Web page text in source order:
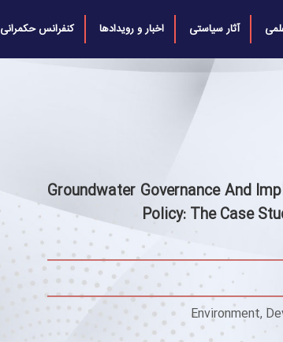
آثار سیاستی اخبار و رویدادها کنفرانس حکمرانی
Groundwater Governance And
Policy: The Case
Environment,